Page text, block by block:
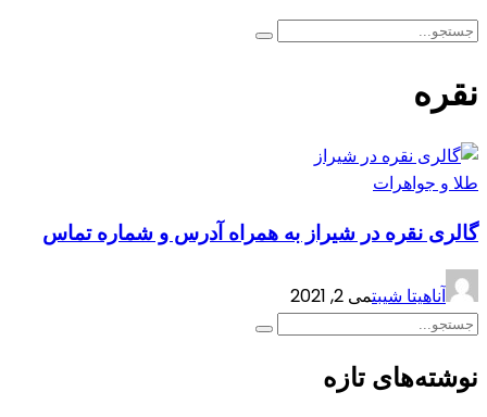
نقره
طلا و جواهرات
گالری نقره در شیراز به همراه آدرس و شماره تماس
آناهیتا شیبتمی 2, 2021
نوشته‌های تازه